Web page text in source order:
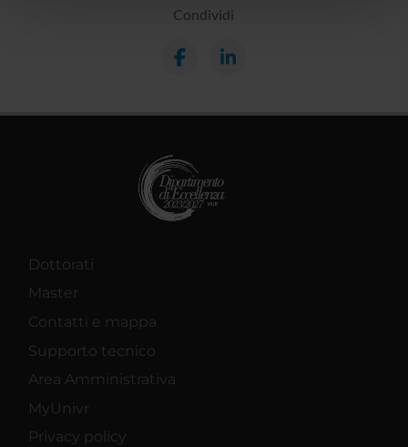
pubblicità e social media, i quali potrebbero combinarle
raccolto dal tuo utilizzo dei loro servizi.
Condividi
Dottorati
Master
Contatti e mappa
Supporto tecnico
Area Amministrativa
MyUnivr
Privacy policy